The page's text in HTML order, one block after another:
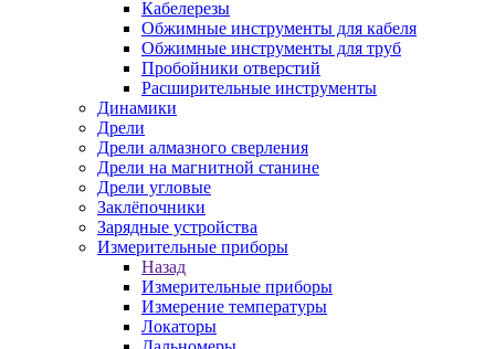
Кабелерезы
Обжимные инструменты для кабеля
Обжимные инструменты для труб
Пробойники отверстий
Расширительные инструменты
Динамики
Дрели
Дрели алмазного сверления
Дрели на магнитной станине
Дрели угловые
Заклёпочники
Зарядные устройства
Измерительные приборы
Назад
Измерительные приборы
Измерение температуры
Локаторы